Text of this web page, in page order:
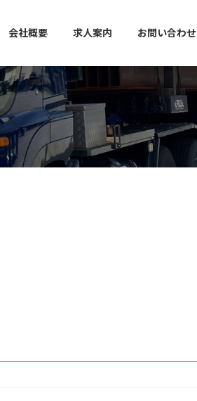
会社概要 求人案内 お問い合わせ